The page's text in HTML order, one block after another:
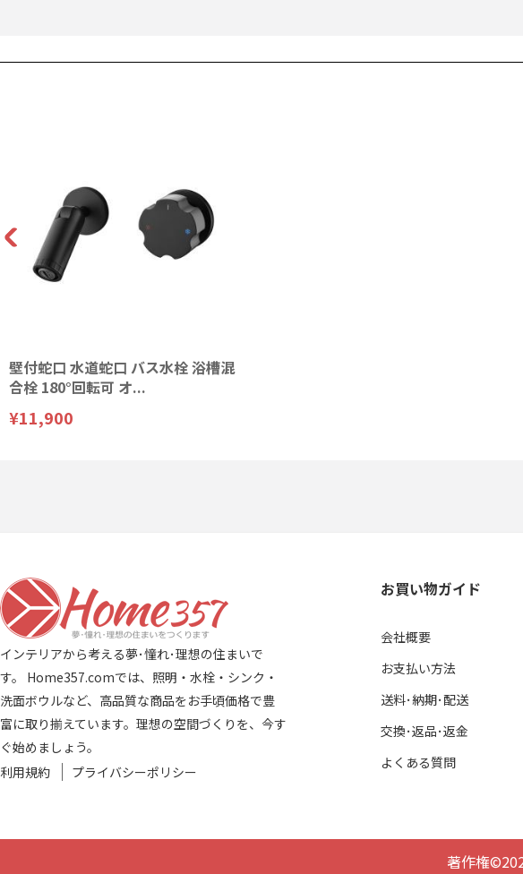
壁付蛇口 水道蛇口 バス水栓 浴槽混
合栓 180°回転可 オ...
¥11,900
インテリアから考える夢･憧れ･理想の住まいで
す。 Home357.comでは、照明・水栓・シンク・
洗面ボウルなど、高品質な商品をお手頃価格で豊
富に取り揃えています。理想の空間づくりを、今す
ぐ始めましょう。
利用規約
プライバシーポリシー
お買い物ガイド
会社概要
お支払い方法
送料･納期･配送
交換･返品･返金
よくある質問
著作権